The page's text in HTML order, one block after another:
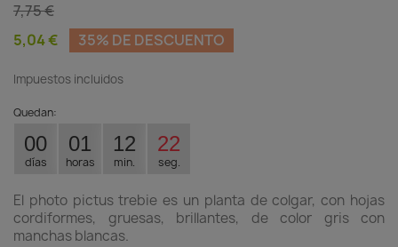
7,75 €
5,04 €
35% DE DESCUENTO
Impuestos incluidos
Quedan:
00
días
01
horas
12
min.
21
seg.
El photo pictus trebie es un planta de colgar, con hojas
cordiformes, gruesas, brillantes, de color gris con
manchas blancas.